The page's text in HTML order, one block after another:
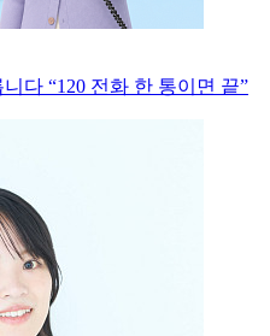
다 “120 전화 한 통이면 끝”